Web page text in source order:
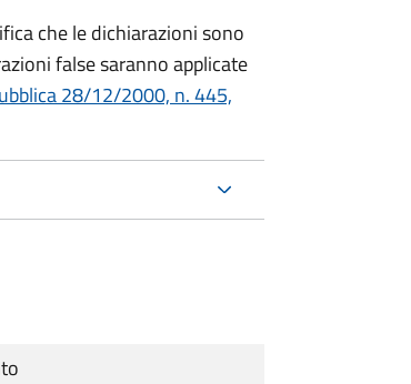
che le dichiarazioni sono
false saranno applicate
28/12/2000, n. 445,